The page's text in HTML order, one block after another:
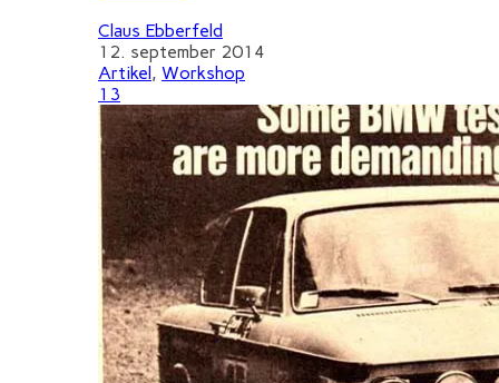
Claus Ebberfeld
12. september 2014
Artikel , Workshop
13